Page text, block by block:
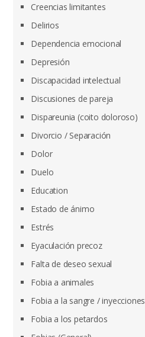
Creencias limitantes
Delirios
Dependencia emocional
Depresión
Discapacidad intelectual
Discusiones de pareja
Dispareunia (coito doloroso)
Divorcio / Separación
Dolor
Duelo
Education
Estado de ánimo
Estrés
Eyaculación precoz
Falta de deseo sexual
Fobia a animales
Fobia a la sangre / inyecciones
Fobia a los petardos